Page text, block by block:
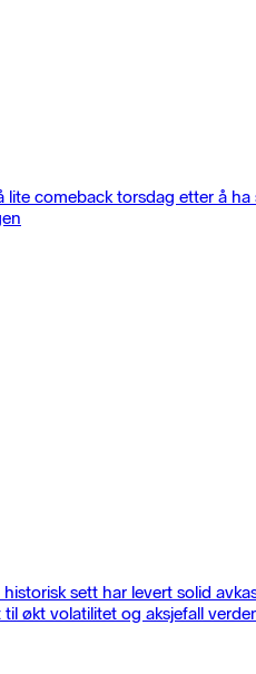
lite comeback torsdag etter å
sett har levert solid
økt volatilitet og aksjefall